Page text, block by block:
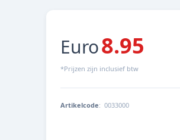
Euro8.95
*Prijzen zijn inclusief btw
Artikelcode: 0033000